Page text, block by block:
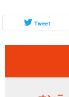
Tweet